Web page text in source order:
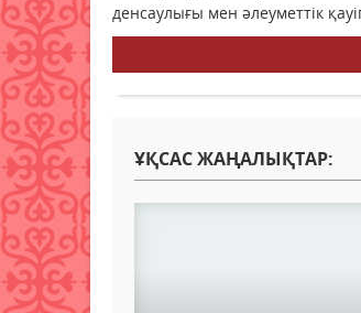
денсаулығы мен әлеуметтік
ҰҚСАС ЖАҢАЛЫҚТАР: